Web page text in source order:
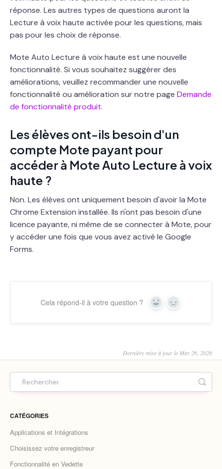
réponse. Les autres types de questions auront la
Lecture à voix haute activée pour les questions, mais
pas pour les choix de réponse.
Mote Auto Lecture à voix haute est une nouvelle
fonctionnalité. Si vous souhaitez suggérer des
améliorations, veuillez recommander une nouvelle
fonctionnalité ou amélioration sur notre page Demande
de fonctionnalité produit.
Les élèves ont-ils besoin d'un
compte Mote payant pour
accéder à Mote Auto Lecture à voix
haute ?
Non. Les élèves ont uniquement besoin d'avoir la Mote
Chrome Extension installée. Ils n'ont pas besoin d'une
licence payante, ni même de se connecter à Mote, pour
y accéder une fois que vous avez activé le Google
Forms.
Cela répond-il à votre question ? Yes No
Dernière mise à jour le May 26, 2026
CATÉGORIES
Applications et Intégrations
Choisissez votre enregistreur
Fonctionnalité en Vedette